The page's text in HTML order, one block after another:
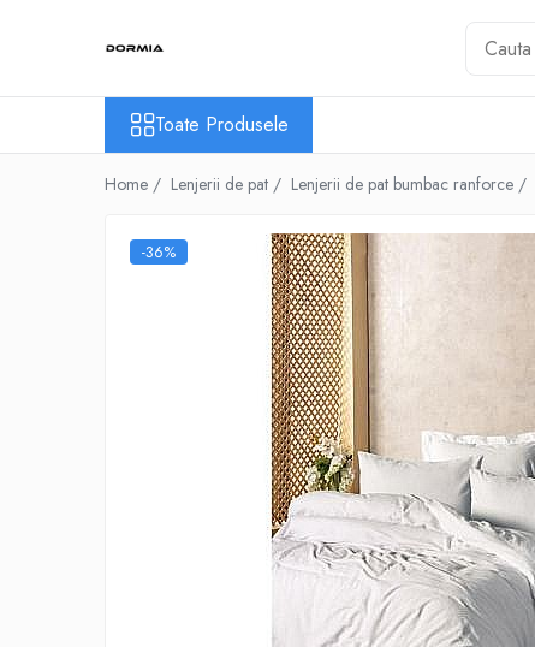
Lenjerii de pat bumbac satinat
Lenjerii de pat din bumbac
Lenjerii de pat fibra de bambus
Lenjerii de pat tesatura Jacquard
Toate Produsele
Home / Lenjerii de pat / Lenjerii de pat bumbac ranforce /
-36%